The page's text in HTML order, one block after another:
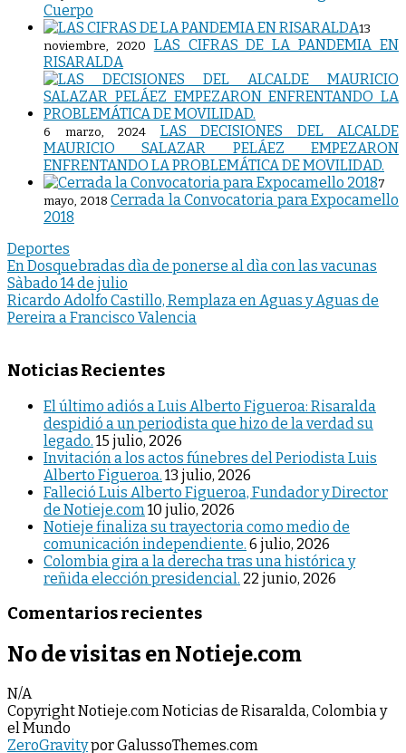
Cuerpo
13
noviembre, 2020
LAS CIFRAS DE LA PANDEMIA EN
RISARALDA
6 marzo, 2024
LAS DECISIONES DEL ALCALDE
MAURICIO SALAZAR PELÁEZ EMPEZARON
ENFRENTANDO LA PROBLEMÁTICA DE MOVILIDAD.
7
mayo, 2018 Cerrada la Convocatoria para Expocamello
2018
Deportes
Navegación
de
entradas
En Dosquebradas dìa de ponerse al dìa con las vacunas
Sàbado 14 de julio
Ricardo Adolfo Castillo, Remplaza en Aguas y Aguas de
Pereira a Francisco Valencia
Noticias Recientes
El último adiós a Luis Alberto Figueroa: Risaralda
despidió a un periodista que hizo de la verdad su
legado. 15 julio, 2026
Invitación a los actos fúnebres del Periodista Luis
Alberto Figueroa. 13 julio, 2026
Falleció Luis Alberto Figueroa, Fundador y Director
de Notieje.com 10 julio, 2026
Notieje finaliza su trayectoria como medio de
comunicación independiente. 6 julio, 2026
Colombia gira a la derecha tras una histórica y
reñida elección presidencial. 22 junio, 2026
Comentarios recientes
No de visitas en Notieje.com
N/A
Copyright Notieje.com Noticias de Risaralda, Colombia y
el Mundo
ZeroGravitypor GalussoThemes.com